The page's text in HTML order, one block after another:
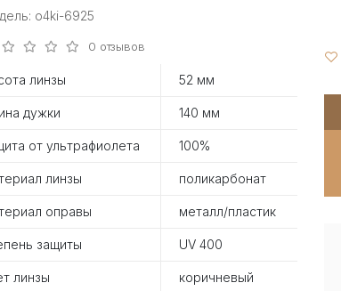
o4ki-6925
0 отзывов
линзы 52 мм
дужки 140 мм
от ультрафиолета 100%
линзы поликарбонат
оправы металл/пластик
защиты UV 400
линзы коричневый